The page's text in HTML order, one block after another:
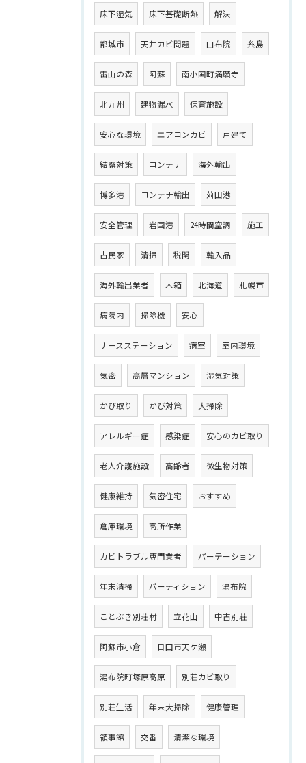
床下湿気 床下基礎断熱 解決
都城市 天井カビ問題 由布院 糸島
雷山の森 阿蘇 南小国町満願寺
北九州 建物漏水 保育施設
安心な環境 エアコンカビ 戸建て
結露対策 コンテナ 海外輸出
博多港 コンテナ輸出 苅田港
安全管理 岩国港 24時間空調 施工
古民家 清掃 税関 輸入品
海外輸出業者 木箱 北海道 札幌市
病院内 掃除機 安心
ナースステーション 病室 室内環境
気密 高層マンション 湿気対策
かび取り かび対策 大掃除
アレルギー症 感染症 安心のカビ取り
老人介護施設 高齢者 微生物対策
健康維持 気密住宅 おすすめ
倉庫環境 高所作業
カビトラブル専門業者 パーテーション
年末清掃 パーティション 湯布院
ことぶき別荘村 立花山 中古別荘
阿蘇市小倉 日田市天ケ瀬
湯布院町塚原高原 別荘カビ取り
別荘生活 年末大掃除 健康管理
領事館 交番 清潔な環境